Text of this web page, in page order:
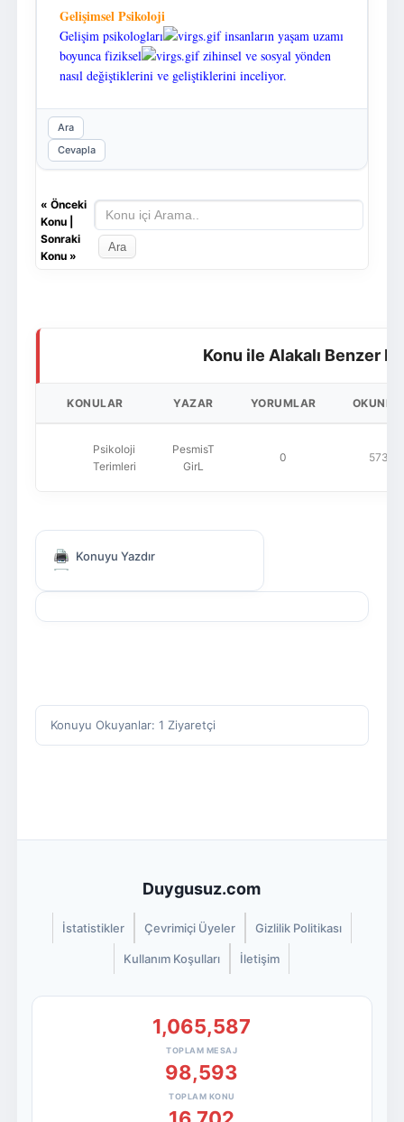
Gelişimsel Psikoloji
Gelişim psikologları
insanların yaşam uzamı
boyunca fiziksel
zihinsel ve sosyal yönden
nasıl değiştiklerini ve geliştiklerini inceliyor.
Ara
Cevapla
« Önceki
Konu|
Sonraki
Konu»
Konu ile Alakalı Benzer
KONULAR YAZAR YORUMLAR OKUNMA
Psikoloji
Terimleri
PesmisT
GirL
0 573
Konuyu Yazdır
Konuyu Okuyanlar: 1 Ziyaretçi
Duygusuz.com
İstatistikler Çevrimiçi Üyeler Gizlilik Politikası
Kullanım Koşulları İletişim
1,065,587
TOPLAM MESAJ
98,593
TOPLAM KONU